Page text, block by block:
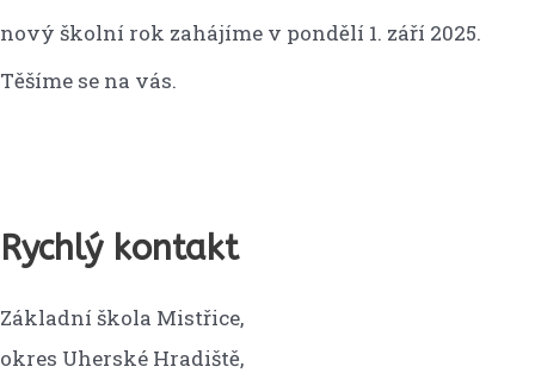
nový školní rok zahájíme v pondělí 1. září 2025.
Těšíme se na vás.
Rychlý kontakt
Základní škola Mistřice,
okres Uherské Hradiště,